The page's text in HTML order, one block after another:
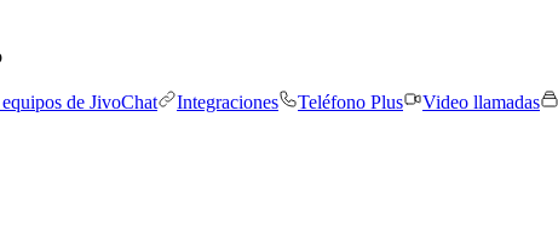
de JivoChat Integraciones Teléfono Plus Video llamadas